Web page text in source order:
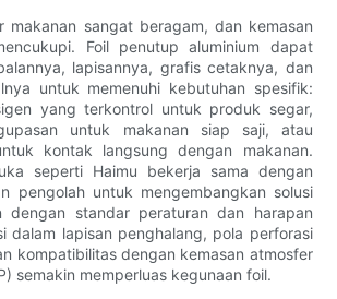
makanan sangat beragam, dan kemasan
Foil penutup aluminium dapat
lapisannya, grafis cetaknya, dan
untuk memenuhi kebutuhan spesifik:
yang terkontrol untuk produk segar,
untuk makanan siap saji, atau
kontak langsung dengan makanan.
seperti Haimu bekerja sama dengan
pengolah untuk mengembangkan solusi
dengan standar peraturan dan harapan
dalam lapisan penghalang, pola perforasi
kompatibilitas dengan kemasan atmosfer
semakin memperluas kegunaan foil.